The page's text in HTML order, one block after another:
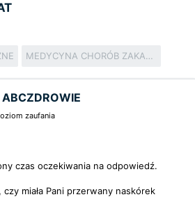
MEDYCYNA CHORÓB ZAKAŹNYCH
zaufania
czas oczekiwania na odpowiedź.
miała Pani przerwany naskórek